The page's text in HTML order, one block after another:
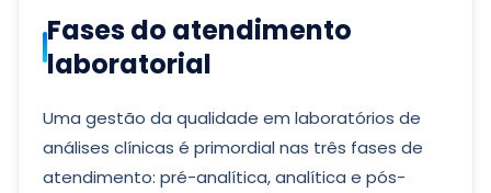
Fases do atendimento
laboratorial
Uma gestão da qualidade em laboratórios de
análises clínicas é primordial nas três fases de
atendimento: pré-analítica, analítica e pós-